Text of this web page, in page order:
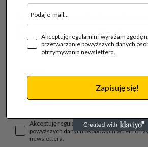
Ten newsletter jest dla Ciebie! Zyskaj
analiz, nowinek technologicznych i
budowlanego.
Akceptuję regulamin i wyrażam zgodę na
powyższych danych osobowych w celu
newslettera.
Akceptuję regulamin i wyrażam zgodę
przetwarzanie powyższych danych
otrzymywania newslettera.
Zapisuję się!